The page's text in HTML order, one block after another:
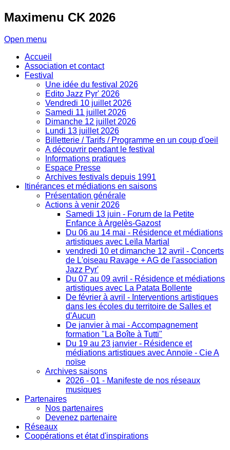
Maximenu CK 2026
Open menu
Accueil
Association et contact
Festival
Une idée du festival 2026
Edito Jazz Pyr' 2026
Vendredi 10 juillet 2026
Samedi 11 juillet 2026
Dimanche 12 juillet 2026
Lundi 13 juillet 2026
Billetterie / Tarifs / Programme en un coup d'oeil
A découvrir pendant le festival
Informations pratiques
Espace Presse
Archives festivals depuis 1991
Itinérances et médiations en saisons
Présentation générale
Actions à venir 2026
Samedi 13 juin - Forum de la Petite
Enfance à Argelès-Gazost
Du 06 au 14 mai - Résidence et médiations
artistiques avec Leïla Martial
vendredi 10 et dimanche 12 avril - Concerts
de L'oiseau Ravage + AG de l'association
Jazz Pyr'
Du 07 au 09 avril - Résidence et médiations
artistiques avec La Patata Bollente
De février à avril - Interventions artistiques
dans les écoles du territoire de Salles et
d'Aucun
De janvier à mai - Accompagnement
formation "La Boîte à Tutti"
Du 19 au 23 janvier - Résidence et
médiations artistiques avec Annoïe - Cie A
noïse
Archives saisons
2026 - 01 - Manifeste de nos réseaux
musiques
Partenaires
Nos partenaires
Devenez partenaire
Réseaux
Coopérations et état d'inspirations